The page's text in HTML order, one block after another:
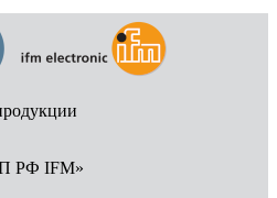
РФ IFM»